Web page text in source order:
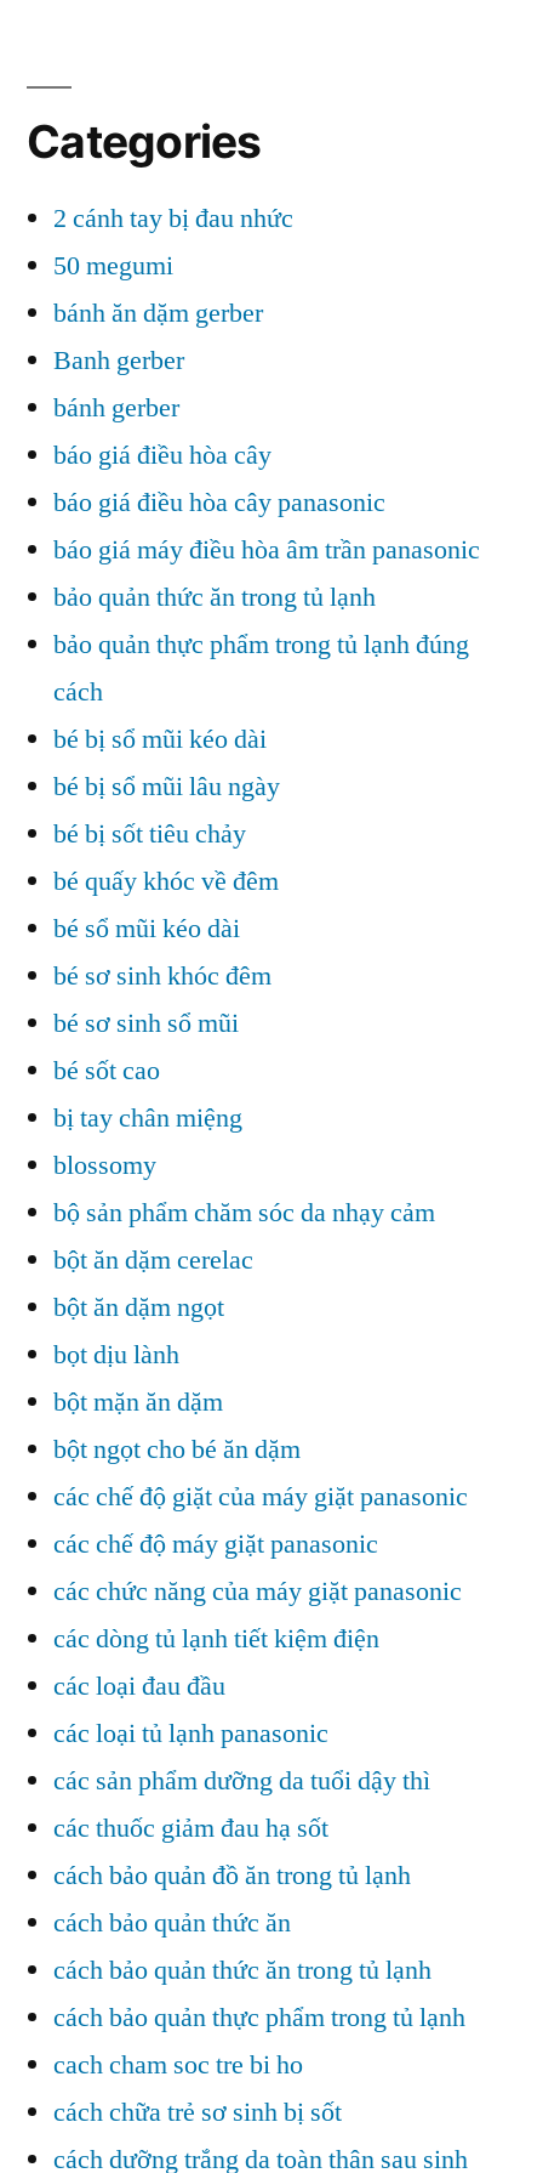
Categories
2 cánh tay bị đau nhức
50 megumi
bánh ăn dặm gerber
Banh gerber
bánh gerber
báo giá điều hòa cây
báo giá điều hòa cây panasonic
báo giá máy điều hòa âm trần panasonic
bảo quản thức ăn trong tủ lạnh
bảo quản thực phẩm trong tủ lạnh đúng
cách
bé bị sổ mũi kéo dài
bé bị sổ mũi lâu ngày
bé bị sốt tiêu chảy
bé quấy khóc về đêm
bé sổ mũi kéo dài
bé sơ sinh khóc đêm
bé sơ sinh sổ mũi
bé sốt cao
bị tay chân miệng
blossomy
bộ sản phẩm chăm sóc da nhạy cảm
bột ăn dặm cerelac
bột ăn dặm ngọt
bọt dịu lành
bột mặn ăn dặm
bột ngọt cho bé ăn dặm
các chế độ giặt của máy giặt panasonic
các chế độ máy giặt panasonic
các chức năng của máy giặt panasonic
các dòng tủ lạnh tiết kiệm điện
các loại đau đầu
các loại tủ lạnh panasonic
các sản phẩm dưỡng da tuổi dậy thì
các thuốc giảm đau hạ sốt
cách bảo quản đồ ăn trong tủ lạnh
cách bảo quản thức ăn
cách bảo quản thức ăn trong tủ lạnh
cách bảo quản thực phẩm trong tủ lạnh
cach cham soc tre bi ho
cách chữa trẻ sơ sinh bị sốt
cách dưỡng trắng da toàn thân sau sinh